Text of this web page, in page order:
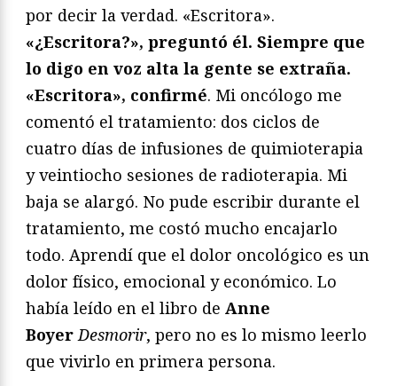
por decir la verdad. «Escritora».
«¿Escritora?», preguntó él. Siempre que
lo digo en voz alta la gente se extraña.
«Escritora», confirmé. Mi oncólogo me
comentó el tratamiento: dos ciclos de
cuatro días de infusiones de quimioterapia
y veintiocho sesiones de radioterapia. Mi
baja se alargó. No pude escribir durante el
tratamiento, me costó mucho encajarlo
todo. Aprendí que el dolor oncológico es un
dolor físico, emocional y económico. Lo
había leído en el libro de Anne
Boyer Desmorir, pero no es lo mismo leerlo
que vivirlo en primera persona.